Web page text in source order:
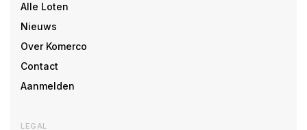
Alle Loten
Nieuws
Over Komerco
Contact
Aanmelden
LEGAL